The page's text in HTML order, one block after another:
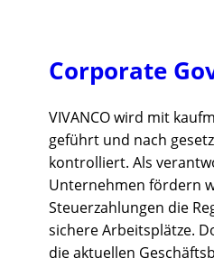
Corporate
VIVANCO wird mit
geführt und nach
kontrolliert. Als
Unternehmen fördern
Steuerzahlungen die
sichere Arbeitsplätze.
die aktuellen